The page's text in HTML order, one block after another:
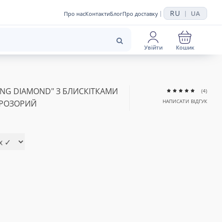
Про насКонтактиБлогПро доставку | RU | UA
Увійти Кошик
DIAMOND" З БЛИСКІТКАМИ
(4)
НАПИСАТИ ВІДГУК